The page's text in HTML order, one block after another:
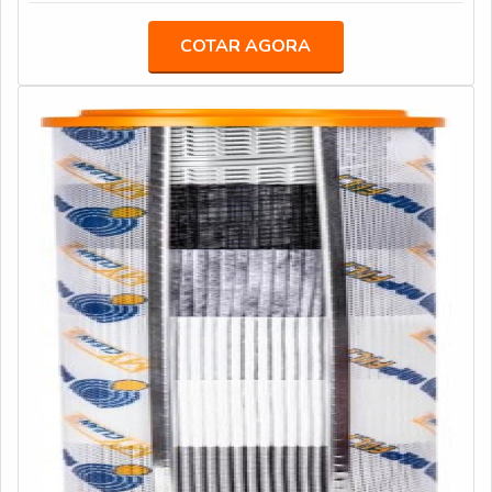
colapso: 210 bar de pressão diferencial de colapso
MEIO FILTRANTE: - Absoluto em Microfibras de 01, 03,
06, 10, 16, 25 mm (mícron, micra) - Absoluto Ante
Papel 10, 25 mm (mícron, micra) - Malha Metálica 10,
25, 60, 90, 250 mm (mícron, micra) - Absorvedor de
Água 25 mm (mícron, micra) - Outras configurações sob
consulta
ÁGUA PORTÁTILQuem quer encontrar
inovadora, vai até o site da Acquaplant. Disponibilizando
para os clientes filtros em geral e anticorrosivos para
caldeiras e torres de resfriamento, garantindo a
satisfação da venda à entrega final, com foco total na
qualidade.Sem perder o foco em desmineralizador de
água portátil, mais do que visar apenas lucratividade,
deve oferecer produtos e serviços que tenham ótima
qualidade e proteção, detalhes primordiais que são
deixados de lado por muitas empresas que não focam na
fidelização do cliente.Existem muitas formas diferentes
de demonstrar conhecimento e autoridade em sua área
de atuação. Abaixo os motivos pelos quais a Acquaplant
é a melhor escolha sempre que precisar de
desmineralizadores de água portátil: Colaboradores com
embasamento técnico aprofundado e atualizado;
Profissionais altamente capacitados; Equipe técnica
qualificada e dinâmica; Escritório de alta qualidade onde
COTAR AGORA